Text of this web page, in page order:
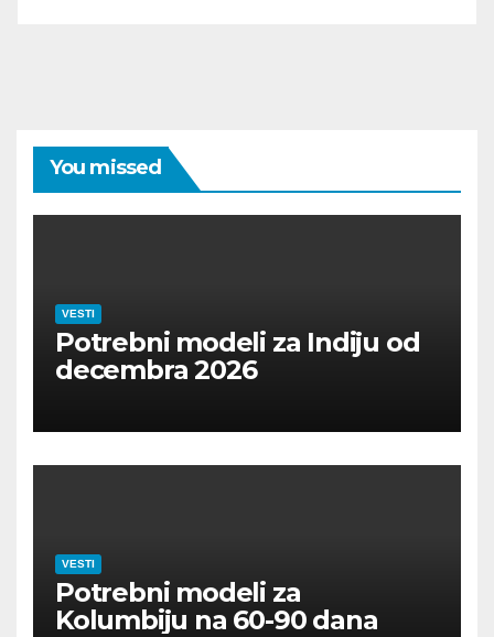
You missed
VESTI
Potrebni modeli za Indiju od
decembra 2026
VESTI
Potrebni modeli za
Kolumbiju na 60-90 dana